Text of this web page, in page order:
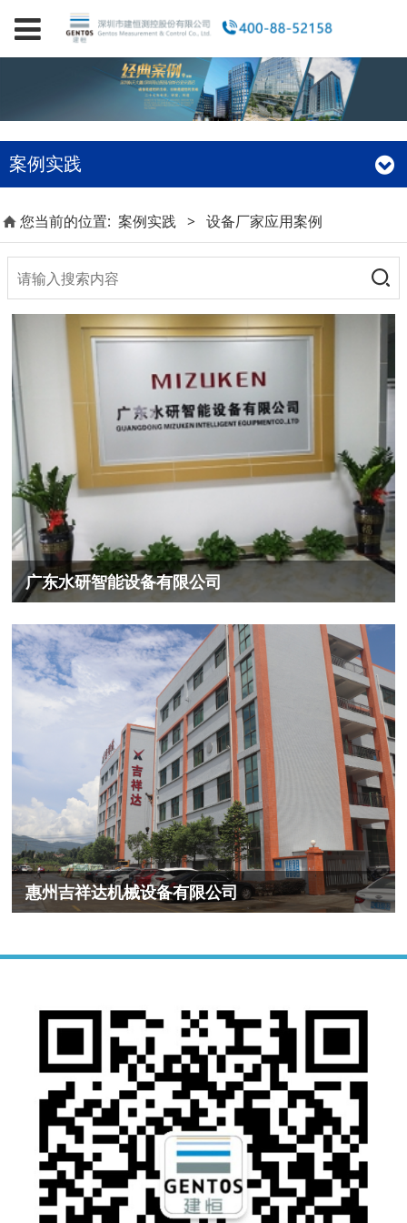
案例实践
您当前的位置: 案例实践 > 设备厂家应用案例
广东水研智能设备有限公司
惠州吉祥达机械设备有限公司